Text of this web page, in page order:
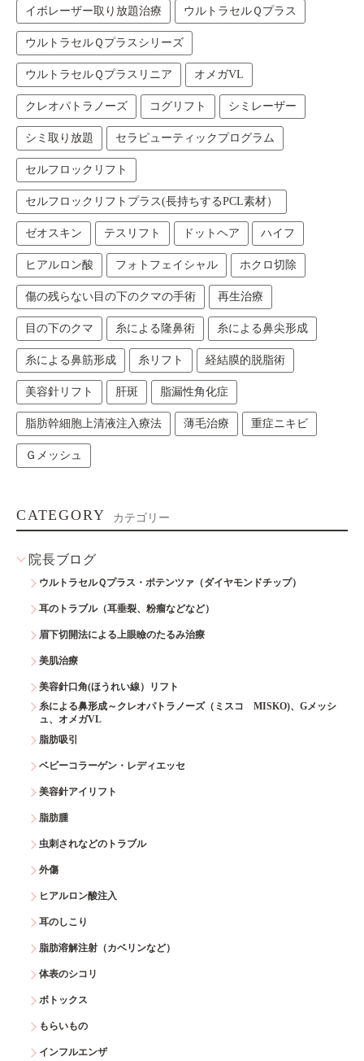
イボレーザー取り放題治療 ウルトラセルＱプラス
ウルトラセルＱプラスシリーズ
ウルトラセルＱプラスリニア オメガVL
クレオパトラノーズ コグリフト シミレーザー
シミ取り放題 セラピューティックプログラム
セルフロックリフト
セルフロックリフトプラス(長持ちするPCL素材）
ゼオスキン テスリフト ドットヘア ハイフ
ヒアルロン酸 フォトフェイシャル ホクロ切除
傷の残らない目の下のクマの手術 再生治療
目の下のクマ 糸による隆鼻術 糸による鼻尖形成
糸による鼻筋形成 糸リフト 経結膜的脱脂術
美容針リフト 肝斑 脂漏性角化症
脂肪幹細胞上清液注入療法 薄毛治療 重症ニキビ
Ｇメッシュ
CATEGORY カテゴリー
院長ブログ
ウルトラセルＱプラス・ポテンツァ（ダイヤモンドチップ）
耳のトラブル（耳垂裂、粉瘤などなど）
眉下切開法による上眼瞼のたるみ治療
美肌治療
美容針口角(ほうれい線）リフト
糸による鼻形成～クレオパトラノーズ（ミスコ MISKO)、Gメッシ
ュ、オメガVL
脂肪吸引
ベビーコラーゲン・レディエッセ
美容針アイリフト
脂肪腫
虫刺されなどのトラブル
外傷
ヒアルロン酸注入
耳のしこり
脂肪溶解注射（カベリンなど）
体表のシコリ
ボトックス
もらいもの
インフルエンザ